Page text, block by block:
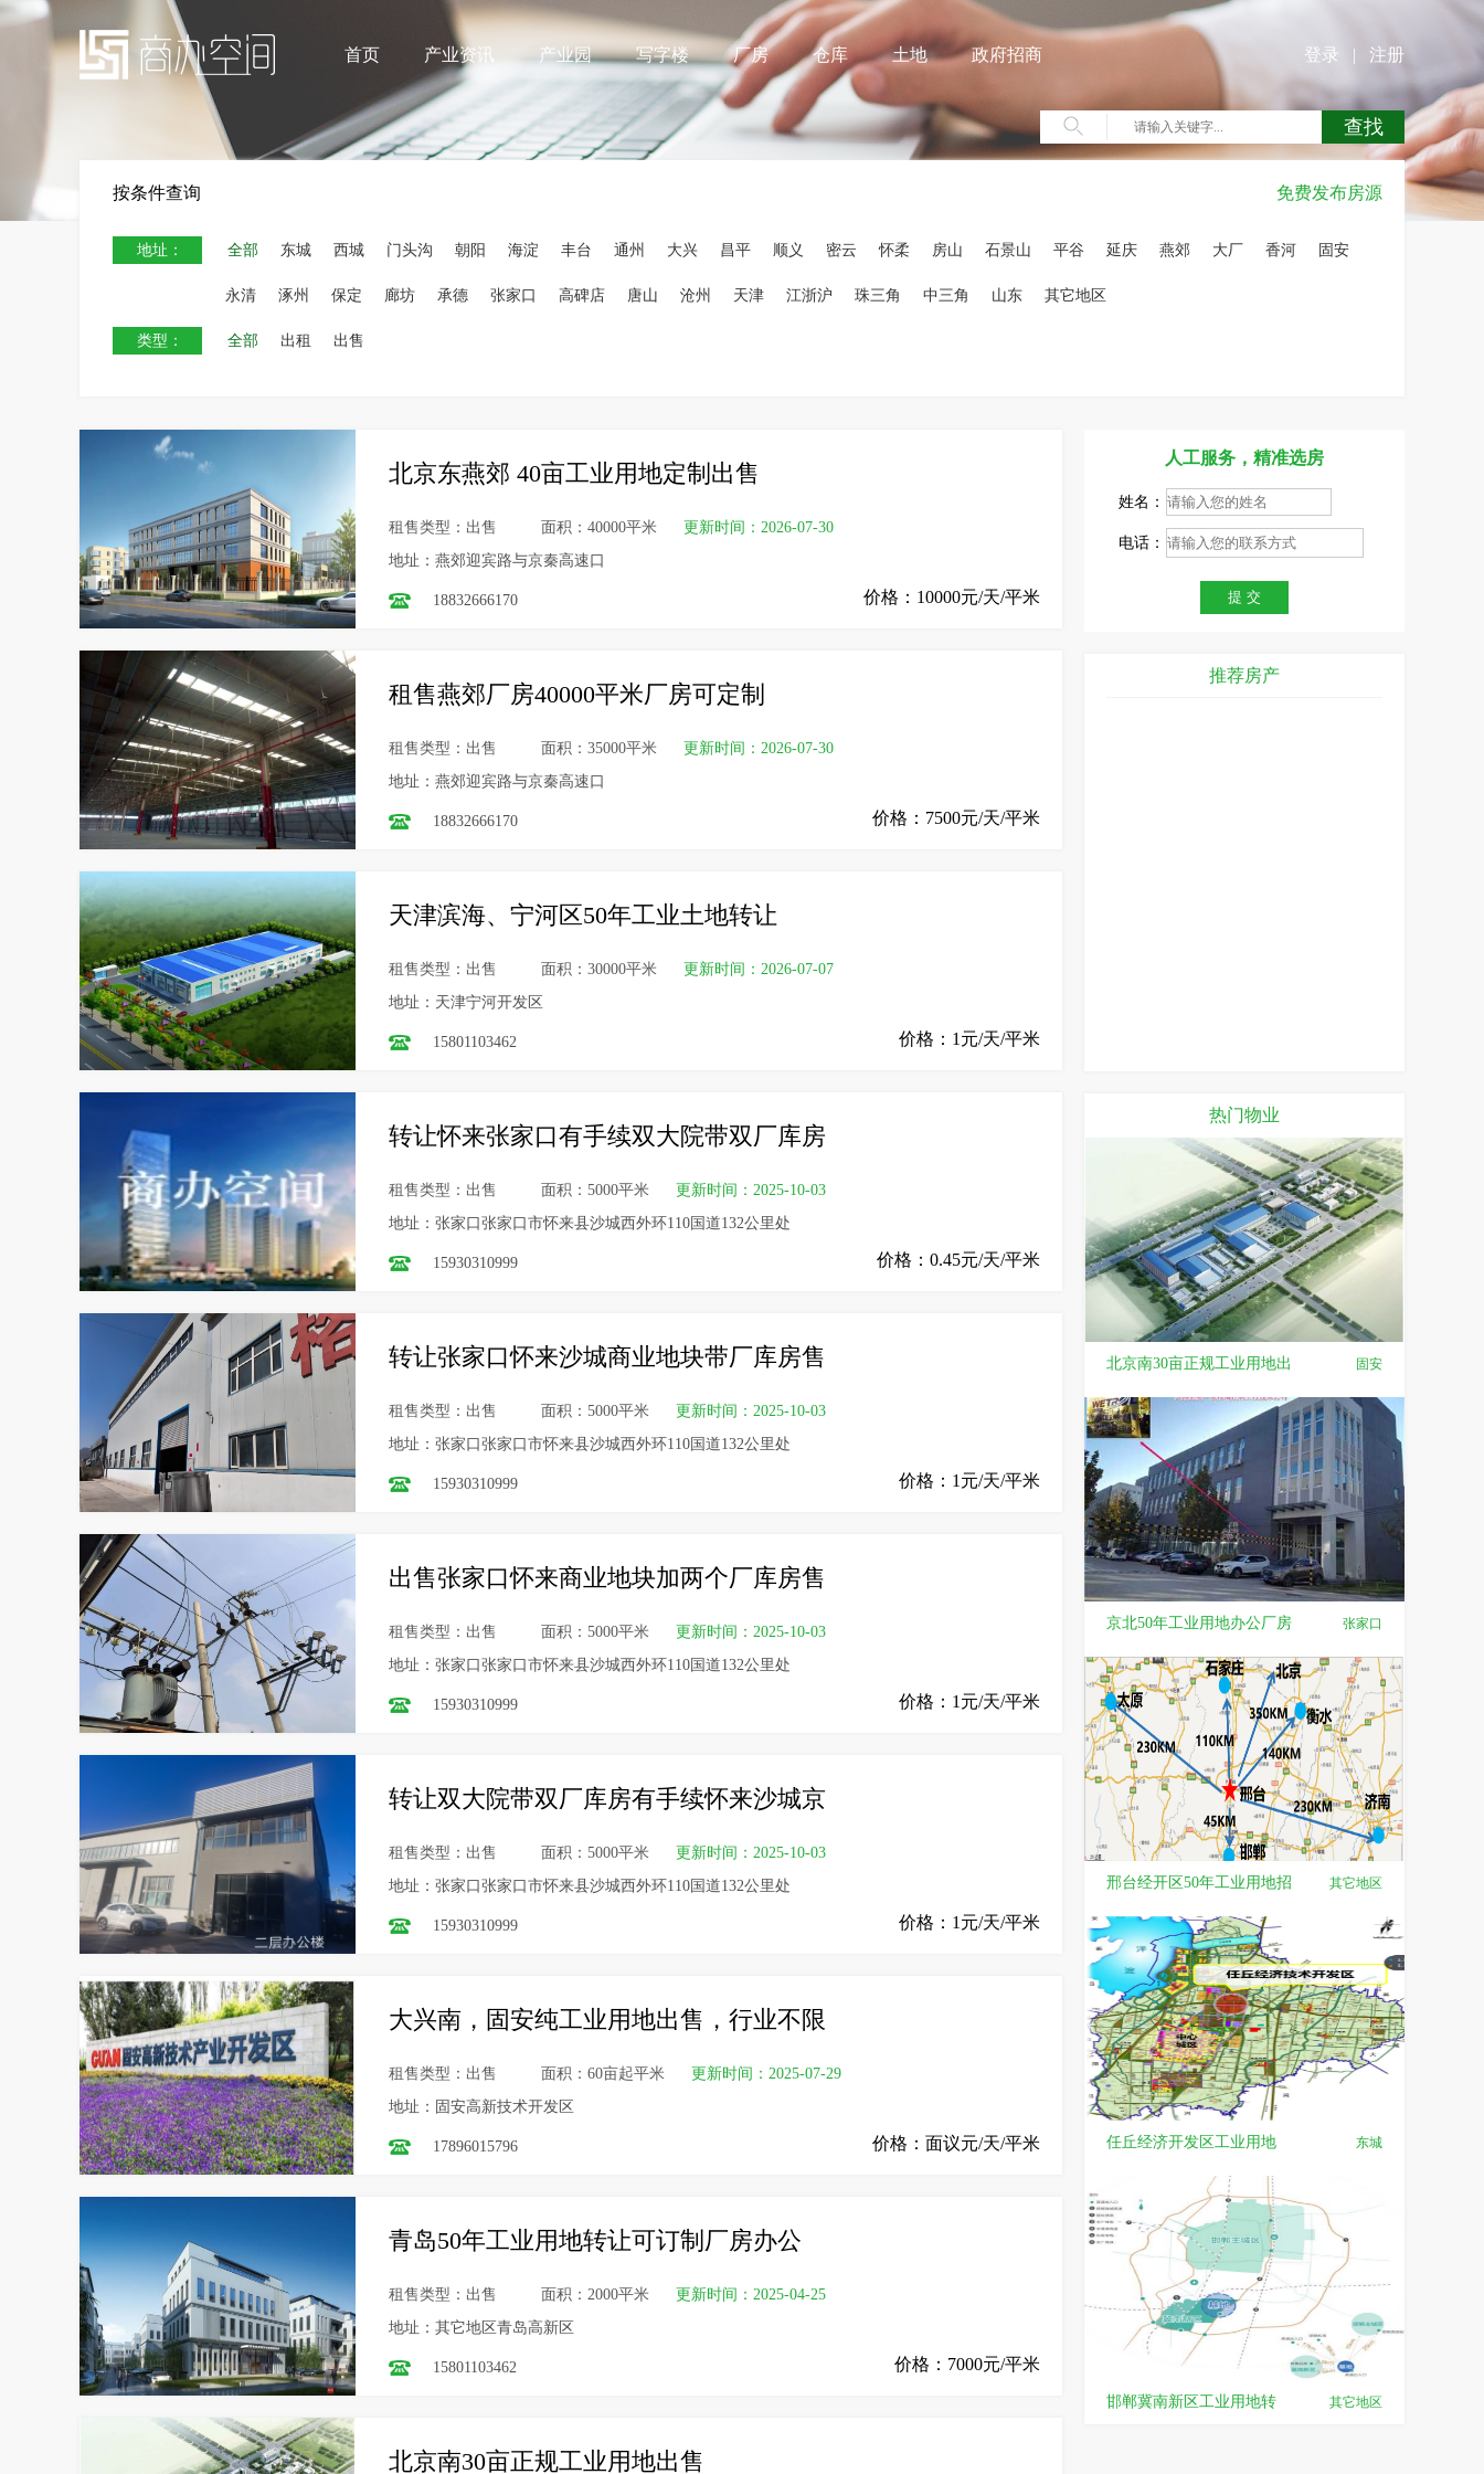
首页 产业资讯 产业园 写字楼 厂房 仓库 土地 政府招商 登录 | 注册
免费发布房源
按条件查询
地址： 全部 东城 西城 门头沟 朝阳 海淀 丰台 通州 大兴 昌平 顺义 密云 怀柔 房山 石景山 平谷 延庆 燕郊 大厂 香河 固安
永清 涿州 保定 廊坊 承德 张家口 高碑店 唐山 沧州 天津 江浙沪 珠三角 中三角 山东 其它地区
类型： 全部 出租 出售
北京东燕郊 40亩工业用地定制出售
租售类型：出售 面积：40000平米
更新时间：2026-07-30
地址：燕郊迎宾路与京秦高速口
18832666170 价格：10000元/天/平米
租售燕郊厂房40000平米厂房可定制
租售类型：出售 面积：35000平米
更新时间：2026-07-30
地址：燕郊迎宾路与京秦高速口
18832666170 价格：7500元/天/平米
天津滨海、宁河区50年工业土地转让
租售类型：出售 面积：30000平米
更新时间：2026-07-07
地址：天津宁河开发区
15801103462 价格：1元/天/平米
转让怀来张家口有手续双大院带双厂库房
租售类型：出售 面积：5000平米
更新时间：2025-10-03
地址：张家口张家口市怀来县沙城西外环110国道132公里处
15930310999 价格：0.45元/天/平米
转让张家口怀来沙城商业地块带厂库房售
租售类型：出售 面积：5000平米
更新时间：2025-10-03
地址：张家口张家口市怀来县沙城西外环110国道132公里处
15930310999 价格：1元/天/平米
出售张家口怀来商业地块加两个厂库房售
租售类型：出售 面积：5000平米
更新时间：2025-10-03
地址：张家口张家口市怀来县沙城西外环110国道132公里处
15930310999 价格：1元/天/平米
转让双大院带双厂库房有手续怀来沙城京
租售类型：出售 面积：5000平米
更新时间：2025-10-03
地址：张家口张家口市怀来县沙城西外环110国道132公里处
15930310999 价格：1元/天/平米
大兴南，固安纯工业用地出售，行业不限
租售类型：出售 面积：60亩起平米
更新时间：2025-07-29
地址：固安高新技术开发区
17896015796 价格：面议元/天/平米
青岛50年工业用地转让可订制厂房办公
租售类型：出售 面积：2000平米
更新时间：2025-04-25
地址：其它地区青岛高新区
15801103462 价格：7000元/平米
北京南30亩正规工业用地出售
人工服务，精准选房
姓名：
电话：
推荐房产
热门物业
固安
北京南30亩正规工业用地出
张家口
京北50年工业用地办公厂房
其它地区
邢台经开区50年工业用地招
东城
任丘经济开发区工业用地
其它地区
邯郸冀南新区工业用地转